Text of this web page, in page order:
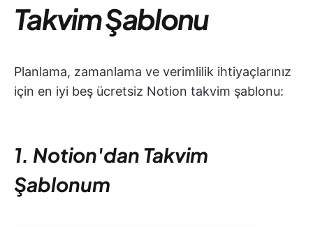
Takvim Şablonu
Planlama, zamanlama ve verimlilik ihtiyaçlarınız
için en iyi beş ücretsiz Notion takvim şablonu:
1. Notion'dan Takvim
Şablonum